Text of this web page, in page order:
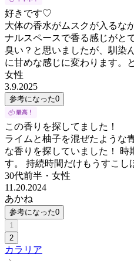
好きです♡
大体の香水がムスクが入るな
ナルスペースで香る感じがと
臭い？と思いましたが、馴染
に甘めな感じに変わります。
女性
3.9.2025
参考になった0
この香りを探してました！
ライムと柚子を混ぜたような
な香りを探していました！ 時
す。 持続時間だけもうすこし
30代前半 ・ 女性
11.20.2024
あかね
参考になった0
1
2
カラリア